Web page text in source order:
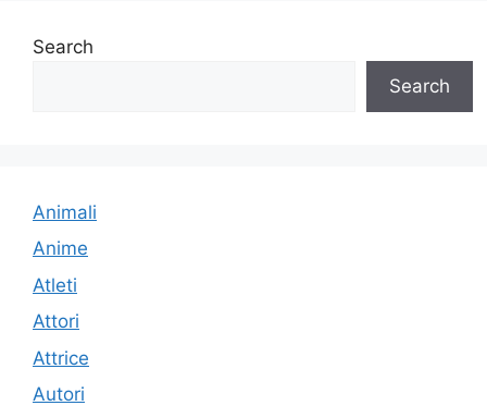
Search
Search
Animali
Anime
Atleti
Attori
Attrice
Autori